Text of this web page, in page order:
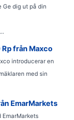
Ge dig ut på din
från Maxco
introducerar en
med sin
EmarMarkets
EmarMarkets